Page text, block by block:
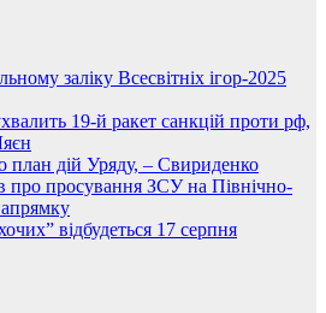
заліку Всесвітніх ігор-2025
19-й ракет санкцій проти рф,
план дій Уряду, – Свириденко
про просування ЗСУ на Північно-
відбудеться 17 серпня